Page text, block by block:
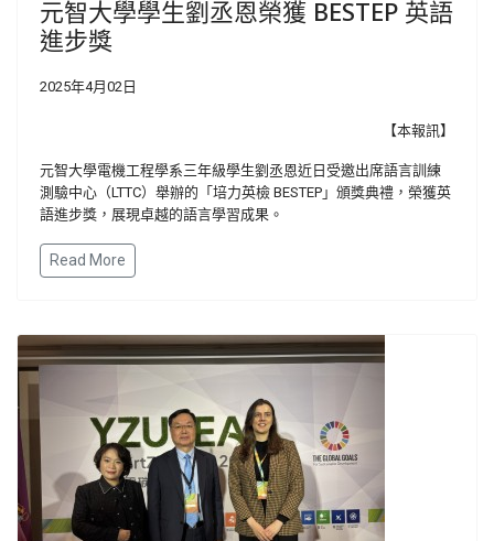
元智大學學生劉丞恩榮獲 BESTEP 英語
進步獎
2025年4月02日
【本報訊】
元智大學電機工程學系三年級學生劉丞恩近日受邀出席語言訓練
測驗中心（LTTC）舉辦的「培力英檢 BESTEP」頒獎典禮，榮獲英
語進步獎，展現卓越的語言學習成果。
Read More